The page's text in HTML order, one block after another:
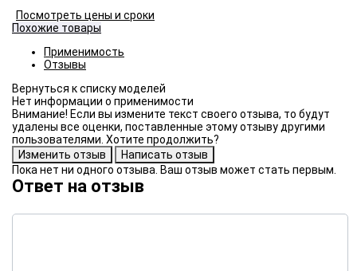
Посмотреть цены и сроки
Похожие товары
Применимость
Отзывы
Нет информации о применимости
Внимание! Если вы измените текст своего отзыва, то будут
удалены все оценки, поставленные этому отзыву другими
пользователями. Хотите продолжить?
Пока нет ни одного отзыва. Ваш отзыв может стать первым.
Ответ на отзыв